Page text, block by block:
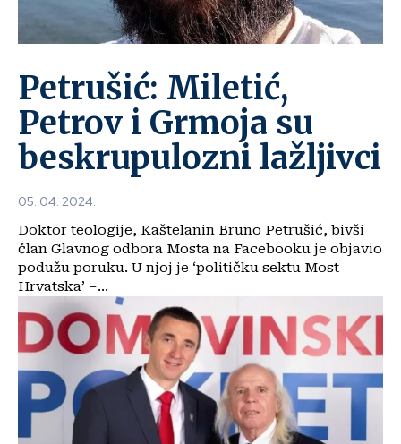
Petrušić: Miletić,
Petrov i Grmoja su
beskrupulozni lažljivci
05. 04. 2024.
Doktor teologije, Kaštelanin Bruno Petrušić, bivši
član Glavnog odbora Mosta na Facebooku je objavio
podužu poruku. U njoj je ‘političku sektu Most
Hrvatska’ –...